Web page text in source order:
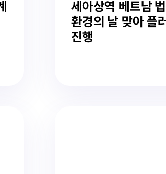
세아상역 베트남
환경의 날 맞아 플
진행